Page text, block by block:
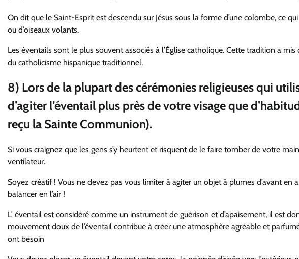
On dit que le Saint-Esprit est descendu sur Jésus sous la forme d’une colombe, ce
ou d’oiseaux volants.
Les éventails sont le plus souvent associés à l’Église catholique. Cette tradition a
du catholicisme hispanique traditionnel.
8) Lors de la plupart des cérémonies religieuses qui
d’agiter l’éventail plus près de votre visage que
reçu la Sainte Communion).
Si vous craignez que les gens s’y heurtent et risquent de le faire tomber de votre
ventilateur.
Soyez créatif ! Vous ne devez pas vous limiter à agiter un objet à plumes d’avant
balancer en l’air !
L’ éventail est considéré comme un instrument de guérison et d’apaisement, il est
mouvement doux de l’éventail contribue à créer une atmosphère agréable et
ont besoin